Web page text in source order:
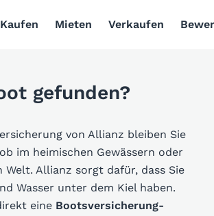
Kaufen Mieten Verkaufen
gefunden?
von Allianz bleiben Sie
im heimischen Gewässern oder
Welt. Allianz sorgt dafür, dass Sie
Wasser unter dem Kiel haben.
eine Bootsversicherung-